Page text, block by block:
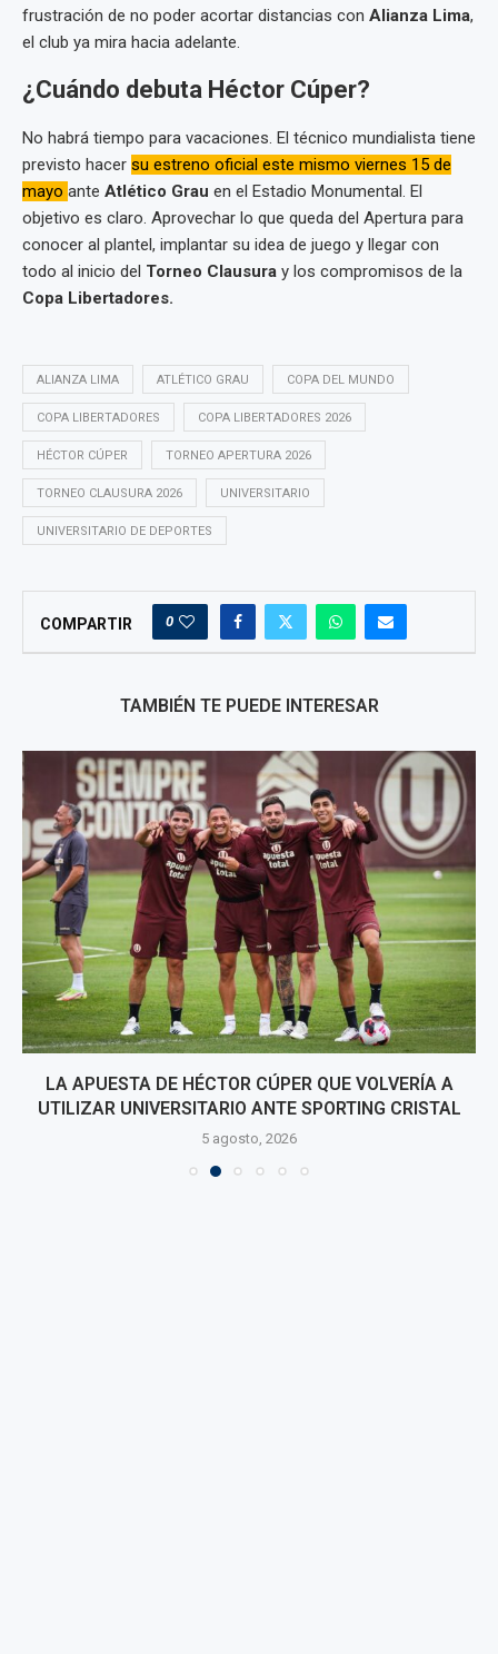
frustración de no poder acortar distancias con Alianza Lima,
el club ya mira hacia adelante.
¿Cuándo debuta Héctor Cúper?
No habrá tiempo para vacaciones. El técnico mundialista tiene
previsto hacer su estreno oficial este mismo viernes 15 de
mayo ante Atlético Grau en el Estadio Monumental. El
objetivo es claro. Aprovechar lo que queda del Apertura para
conocer al plantel, implantar su idea de juego y llegar con
todo al inicio del Torneo Clausura y los compromisos de la
Copa Libertadores.
ALIANZA LIMA ATLÉTICO GRAU COPA DEL MUNDO
COPA LIBERTADORES COPA LIBERTADORES 2026
HÉCTOR CÚPER TORNEO APERTURA 2026
TORNEO CLAUSURA 2026 UNIVERSITARIO
UNIVERSITARIO DE DEPORTES
COMPARTIR 0
TAMBIÉN TE PUEDE INTERESAR
LA APUESTA DE HÉCTOR CÚPER QUE VOLVERÍA A
UTILIZAR UNIVERSITARIO ANTE SPORTING CRISTAL
5 agosto, 2026